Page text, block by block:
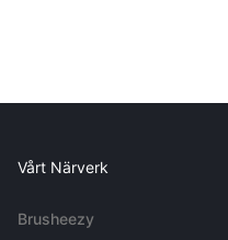
Vårt Närverk
Brusheezy